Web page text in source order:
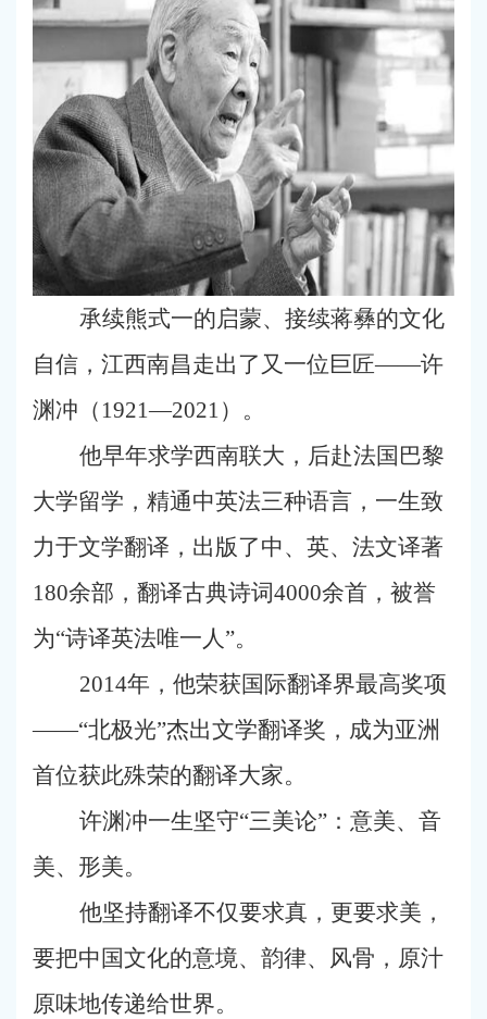
承续熊式一的启蒙、接续蒋彝的文化
自信，江西南昌走出了又一位巨匠——许
渊冲（1921—2021）。
他早年求学西南联大，后赴法国巴黎
大学留学，精通中英法三种语言，一生致
力于文学翻译，出版了中、英、法文译著
180余部，翻译古典诗词4000余首，被誉
为“诗译英法唯一人”。
2014年，他荣获国际翻译界最高奖项
——“北极光”杰出文学翻译奖，成为亚洲
首位获此殊荣的翻译大家。
许渊冲一生坚守“三美论”：意美、音
美、形美。
他坚持翻译不仅要求真，更要求美，
要把中国文化的意境、韵律、风骨，原汁
原味地传递给世界。